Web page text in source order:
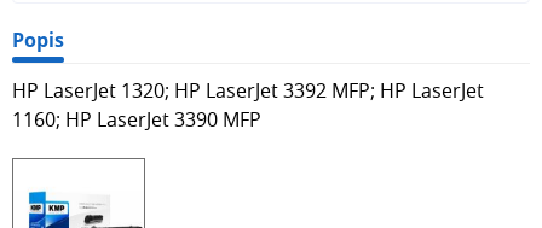
Popis
HP LaserJet 1320; HP LaserJet 3392 MFP; HP LaserJet
1160; HP LaserJet 3390 MFP